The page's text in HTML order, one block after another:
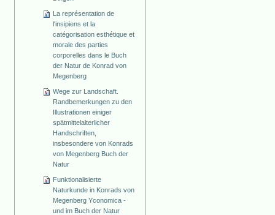
La représentation de
l'insipiens et la
catégorisation esthétique et
morale des parties
corporelles dans le Buch
der Natur de Konrad von
Megenberg
Wege zur Landschaft.
Randbemerkungen zu den
Illustrationen einiger
spätmittelalterlicher
Handschriften,
insbesondere von Konrads
von Megenberg Buch der
Natur
Funktionalisierte
Naturkunde in Konrads von
Megenberg Yconomica -
und im Buch der Natur